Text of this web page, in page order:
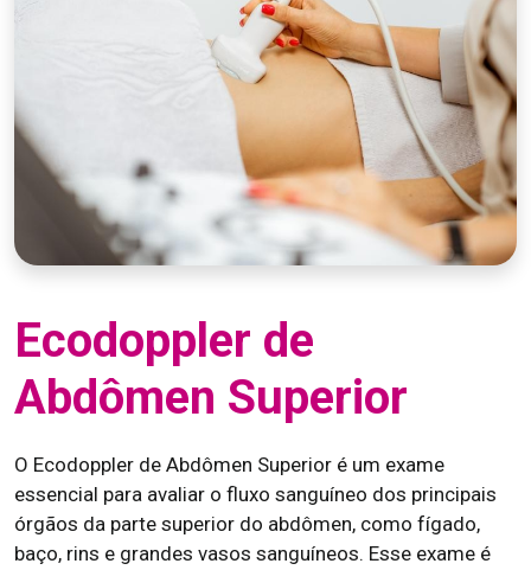
Ecodoppler de
Abdômen Superior
O Ecodoppler de Abdômen Superior é um exame
essencial para avaliar o fluxo sanguíneo dos principais
órgãos da parte superior do abdômen, como fígado,
baço, rins e grandes vasos sanguíneos. Esse exame é